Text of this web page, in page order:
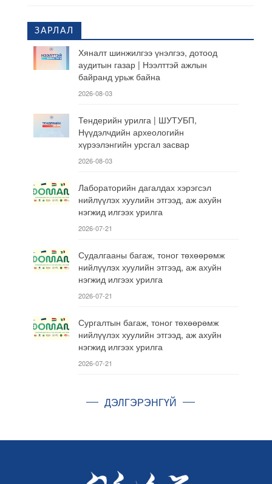
ЗАРЛАЛ
Хяналт шинжилгээ үнэлгээ, дотоод
аудитын газар | Нээлттэй ажлын
байранд урьж байна
2026-08-03
Тендерийн урилга | ШУТУБП,
Нүүдэлчдийн археологийн
хүрээлэнгийн урсгал засвар
2026-08-03
Лабораторийн дагалдах хэрэгсэл
нийлүүлэх хуулийн этгээд, аж ахуйн
нэгжид илгээх урилга
2026-07-21
Судалгааны багаж, тоног төхөөрөмж
нийлүүлэх хуулийн этгээд, аж ахуйн
нэгжид илгээх урилга
2026-07-21
Сургалтын багаж, тоног төхөөрөмж
нийлүүлэх хуулийн этгээд, аж ахуйн
нэгжид илгээх урилга
2026-07-21
ДЭЛГЭРЭНГҮЙ